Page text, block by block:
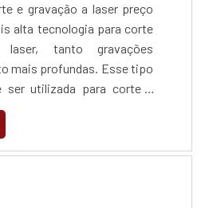
e gravação a laser preço
alta tecnologia para corte
tanto gravações
mais profundas. Esse tipo
ser utilizada para corte e
como: Vidro; Madeira;
Entre outros.As
máquina A máquina de